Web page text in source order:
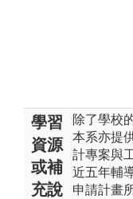
學習
資源
或補
充說
除了學校
本系亦提
計專案與
近五年輔
申請計畫